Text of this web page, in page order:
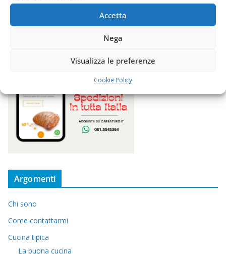
Accetta
Nega
Visualizza le preferenze
Cookie Policy
Argomenti
Chi sono
Come contattarmi
Cucina tipica
La buona cucina